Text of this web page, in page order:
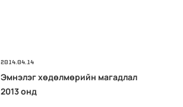
2014.04.14
Эмнэлэг хөдөлмөрийн магадлал
2013 онд